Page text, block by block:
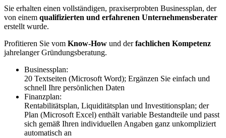
Sie erhalten einen vollständigen, praxiserprobten Businessplan, der
von einem qualifizierten und erfahrenen Unternehmensberater
erstellt wurde.
Profitieren Sie vom Know-How und derfachlichen Kompetenz
jahrelanger Gründungsberatung.
Businessplan:
20 Textseiten (Microsoft Word); Ergänzen Sie einfach und
schnell Ihre persönlichen Daten
Finanzplan:
Rentabilitätsplan, Liquiditätsplan und Investitionsplan; der
Plan (Microsoft Excel) enthält variable Bestandteile und passt
sich gemäß Ihren individuellen Angaben ganz unkompliziert
automatisch an